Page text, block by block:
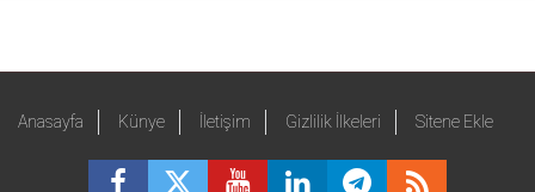
Anasayfa Künye İletişim Gizlilik İlkeleri Sitene Ekle